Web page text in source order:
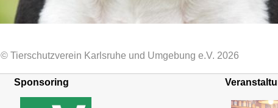
© Tierschutzverein Karlsruhe und Umgebung e.V. 2026
Sponsoring